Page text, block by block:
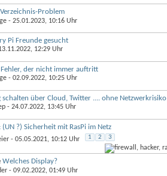
Verzeichnis-Problem
- 25.01.2023, 10:16 Uhr
Pi Freunde gesucht
12:29 Uhr
der nicht immer auftritt
- 02.09.2022, 10:25 Uhr
schalten über Cloud, Twitter .... ohne Netzwerkrisiko
- 24.07.2022, 13:45 Uhr
(UN ?) Sicherheit mit RasPi im Netz
- 05.05.2021, 10:12 Uhr 1 2 3
Welches Display?
- 09.02.2022, 01:49 Uhr